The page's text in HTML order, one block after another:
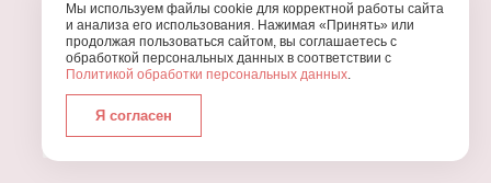
УЗНАЙТЕ, ПОЧЕМУ ПРОВЕДЕНИЕВАШЕГО
ПРАЗДНИКА СТОИТ ДОВЕРИТЬ НАМ
Работаем с 2016 года
Мы используем файлы cookie для корректной работы сайта
и анализа его использования. Нажимая «Принять» или
продолжая пользоваться сайтом, вы соглашаетесь с
обработкой персональных данных в соответствии с
Политикой обработки персональных данных.
Я согласен